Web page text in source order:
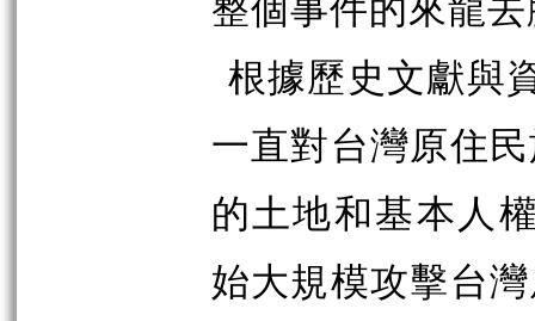
根據歷史文獻與
一直對台灣原住
的土地和基本人
始大規模攻擊台